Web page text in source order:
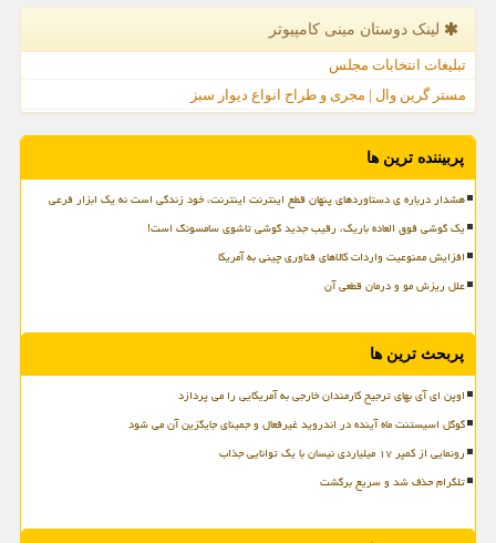
لینک دوستان مینی كامپیوتر
تبلیغات انتخابات مجلس
مستر گرین وال | مجری و طراح انواع دیوار سبز
پربیننده ترین ها
هشدار درباره ی دستاوردهای پنهان قطع اینترنت اینترنت، خود زندگی است نه یک ابزار فرعی
یک گوشی فوق العاده باریک، رقیب جدید گوشی تاشوی سامسونگ است!
افزایش ممنوعیت واردات کالاهای فناوری چینی به آمریکا
علل ریزش مو و درمان قطعی آن
پربحث ترین ها
اوپن ای آی بهای ترجیح کارمندان خارجی به آمریکایی را می پردازد
گوگل اسیستنت ماه آینده در اندروید غیرفعال و جمینای جایگزین آن می شود
رونمایی از کمپر ۱۷ میلیاردی نیسان با یک توانایی جذاب
تلگرام حذف شد و سریع برگشت